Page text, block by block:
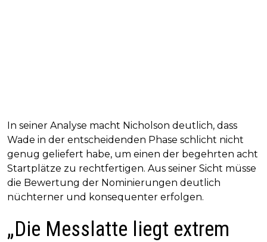
In seiner Analyse macht Nicholson deutlich, dass
Wade in der entscheidenden Phase schlicht nicht
genug geliefert habe, um einen der begehrten acht
Startplätze zu rechtfertigen. Aus seiner Sicht müsse
die Bewertung der Nominierungen deutlich
nüchterner und konsequenter erfolgen.
„Die Messlatte liegt extrem